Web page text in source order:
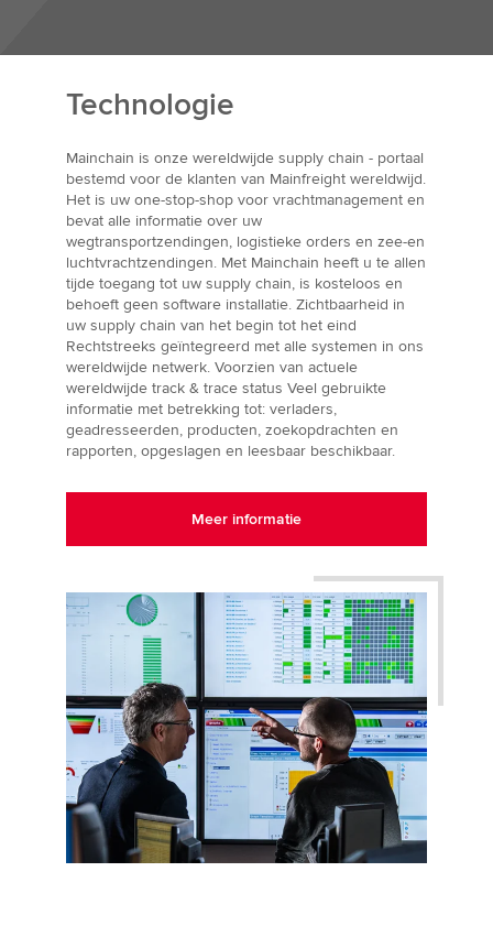
Technologie
Mainchain is onze wereldwijde supply chain - portaal
bestemd voor de klanten van Mainfreight wereldwijd.
Het is uw one-stop-shop voor vrachtmanagement en
bevat alle informatie over uw
wegtransportzendingen, logistieke orders en zee-en
luchtvrachtzendingen. Met Mainchain heeft u te allen
tijde toegang tot uw supply chain, is kosteloos en
behoeft geen software installatie. Zichtbaarheid in
uw supply chain van het begin tot het eind
Rechtstreeks geïntegreerd met alle systemen in ons
wereldwijde netwerk. Voorzien van actuele
wereldwijde track & trace status Veel gebruikte
informatie met betrekking tot: verladers,
geadresseerden, producten, zoekopdrachten en
rapporten, opgeslagen en leesbaar beschikbaar.
Meer informatie